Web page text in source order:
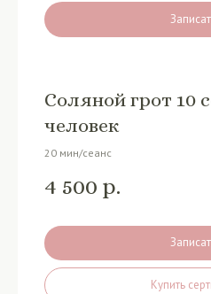
Соляной грот 10
человек
20 мин/сеанс
4 500 р.
Купить